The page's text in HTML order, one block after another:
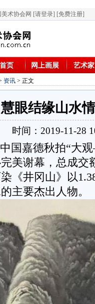
术协会网 [请登录] [免费注册]
首页 网上画展 艺术家
资讯 > 正文
慧眼结缘山水
时间：2019-11-28
嘉德秋拍“大
美谢幕，总成交
《井冈山》以
主要杰出人物。